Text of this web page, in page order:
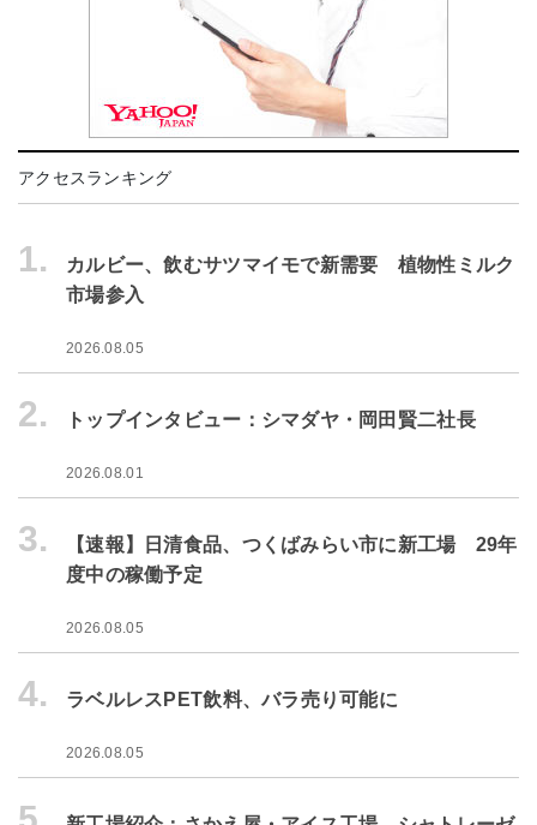
アクセスランキング
1.
カルビー、飲むサツマイモで新需要 植物性ミルク
市場参入
2026.08.05
2. トップインタビュー：シマダヤ・岡田賢二社長
2026.08.01
3.
【速報】日清食品、つくばみらい市に新工場 29年
度中の稼働予定
2026.08.05
4. ラベルレスPET飲料、バラ売り可能に
2026.08.05